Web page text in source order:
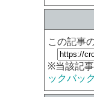
この記事
※当該記
ックバッ